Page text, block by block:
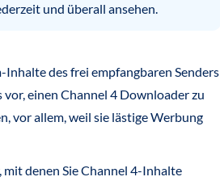
und überall ansehen.
des frei empfangbaren Senders
einen Channel 4 Downloader zu
vor allem, weil sie lästige Werbung
denen Sie Channel 4-Inhalte